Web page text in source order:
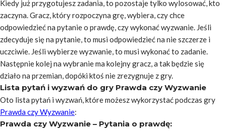
Kiedy już przygotujesz zadania, to pozostaje tylko wylosować, kto
zaczyna. Gracz, który rozpoczyna grę, wybiera, czy chce
odpowiedzieć na pytanie o prawdę, czy wykonać wyzwanie. Jeśli
zdecyduje się na pytanie, to musi odpowiedzieć na nie szczerze i
uczciwie. Jeśli wybierze wyzwanie, to musi wykonać to zadanie.
Następnie kolej na wybranie ma kolejny gracz, a tak będzie się
działo na przemian, dopóki ktoś nie zrezygnuje z gry.
Lista pytań i wyzwań do gry Prawda czy Wyzwanie
Oto lista pytań i wyzwań, które możesz wykorzystać podczas gry
Prawda czy Wyzwanie:
Prawda czy Wyzwanie – Pytania o prawdę: